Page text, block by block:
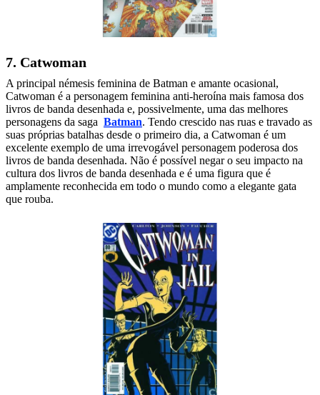
7. Catwoman
A principal némesis feminina de Batman e amante ocasional,
Catwoman é a personagem feminina anti-heroína mais famosa dos
livros de banda desenhada e, possivelmente, uma das melhores
personagens da saga Batman. Tendo crescido nas ruas e travado as
suas próprias batalhas desde o primeiro dia, a Catwoman é um
excelente exemplo de uma irrevogável personagem poderosa dos
livros de banda desenhada. Não é possível negar o seu impacto na
cultura dos livros de banda desenhada e é uma figura que é
amplamente reconhecida em todo o mundo como a elegante gata
que rouba.